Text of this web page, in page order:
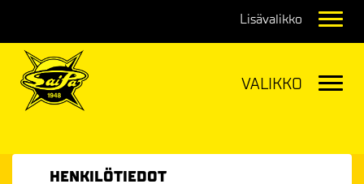
HENKILÖTIEDOT